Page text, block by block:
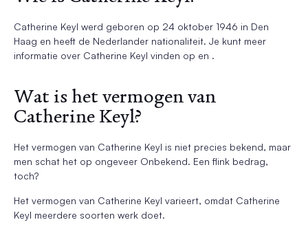
Catherine Keyl werd geboren op 24 oktober 1946 in Den
Haag en heeft de Nederlander nationaliteit. Je kunt meer
informatie over Catherine Keyl vinden op en .
Wat is het vermogen van
Catherine Keyl?
Het vermogen van Catherine Keyl is niet precies bekend, maar
men schat het op ongeveer Onbekend. Een flink bedrag,
toch?
Het vermogen van Catherine Keyl varieert, omdat Catherine
Keyl meerdere soorten werk doet.